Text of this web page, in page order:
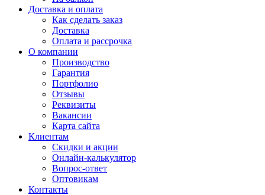
Доставка и оплата
Как сделать заказ
Доставка
Оплата и рассрочка
О компании
Производство
Гарантия
Портфолио
Отзывы
Реквизиты
Вакансии
Карта сайта
Клиентам
Скидки и акции
Онлайн-калькулятор
Вопрос-ответ
Оптовикам
Контакты